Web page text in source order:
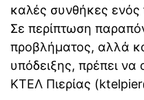
καλές συνθήκες ενός
Σε περίπτωση
προβλήματος, αλλά
υπόδειξης, πρέπει
ΚΤΕΛ Πιερίας